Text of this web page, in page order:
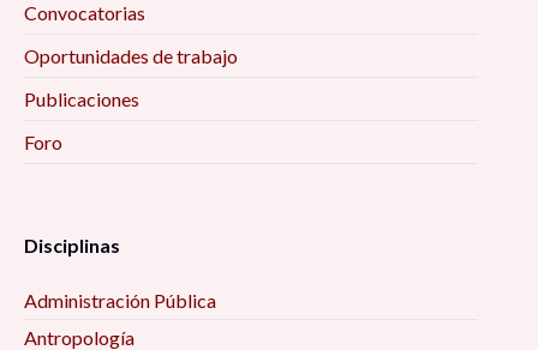
Convocatorias
Oportunidades de trabajo
Publicaciones
Foro
Disciplinas
Administración Pública
Antropología